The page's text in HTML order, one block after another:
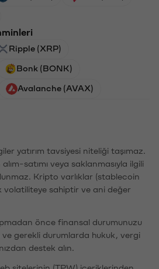
Ripple (XRP)
Bonk (BONK)
Avalanche (AVAX)
yatırım tavsiyesi niteliği taşımaz.
satımı veya saklanmasıyla ilgili
Kripto varlıklar (stablecoin
volatiliteye sahiptir ve ani değer
önce finansal durumunuzu
gerekli durumlarda hukuk, vergi
destek alın.
sitelerinin (TPW) içeriklerinden